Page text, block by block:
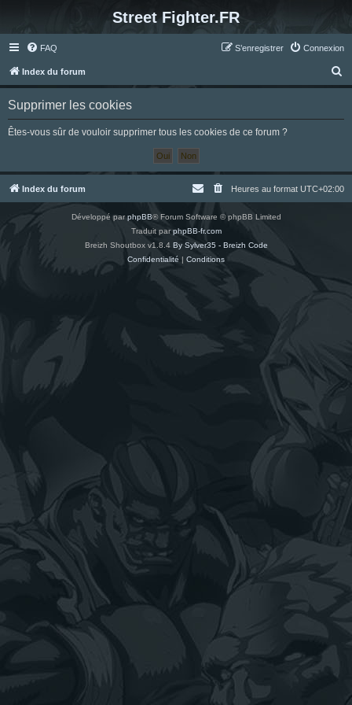
Street Fighter.FR
FAQ Connexion
S’enregistrer
Index du forum
e
h
Supprimer les cookies
Êtes-vous sûr de vouloir supprimer tous les cookies de ce forum ?
Index du forum Heures au format UTC+02:00
Développé parphpBB® Forum Software © phpBB Limited
Traduit parphpBB-fr.com
Breizh Shoutbox v1.8.4 By Sylver35 - Breizh Code
Confidentialité | Conditions